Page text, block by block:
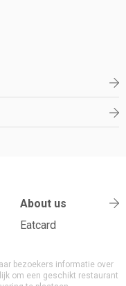
About us
Eatcard
bezoekers informatie over
om een geschikt restaurant